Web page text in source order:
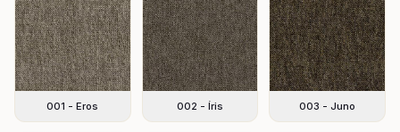
001 - Eros 002 - Íris 003 - Juno